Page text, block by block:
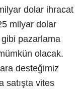
dolar ihracat
milyar dolar
pazarlama
olacak.
desteğimiz
satışta vites